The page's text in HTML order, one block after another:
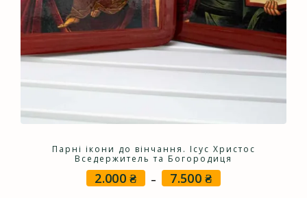
Парні ікони до вінчання. Ісус Христос
Вседержитель та Богородиця
2.000₴ – 7.500₴